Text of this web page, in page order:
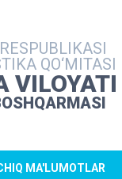
QO‘MITASI
VILOYATI
MA'LUMOTLAR